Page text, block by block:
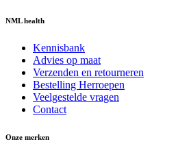
NML health
Kennisbank
Advies op maat
Verzenden en retourneren
Bestelling Herroepen
Veelgestelde vragen
Contact
Onze merken